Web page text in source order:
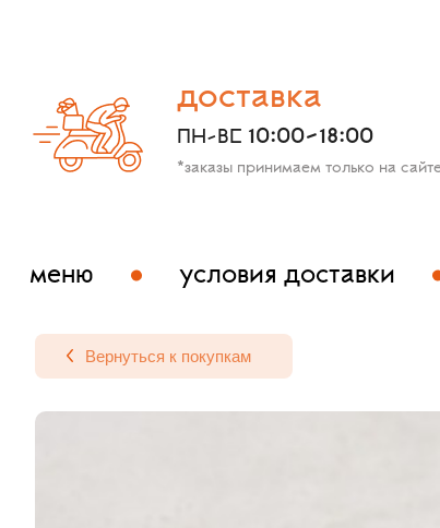
доставка
ПН-ВС 10:00-18:00
*заказы принимаем только на
меню условия доставки
Вернуться к покупкам